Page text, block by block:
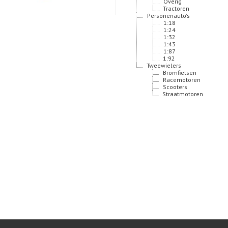
Tractoren
Personenauto's
1:18
1:24
1:32
1:43
1:87
1:92
Tweewielers
Bromfietsen
Racemotoren
Scooters
Straatmotoren